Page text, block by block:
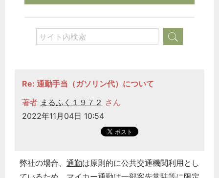
Re: 通勤手当（ガソリン代）について
著者 まるふく１９７２ さん
2022年11月04日 10:54
弊社の場合、 通勤は原則的に公共交通機関利用とし